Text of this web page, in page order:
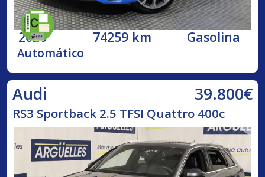
2020 74259 km Gasolina
Automático
Audi 39.800€
RS3 Sportback 2.5 TFSI Quattro 400c